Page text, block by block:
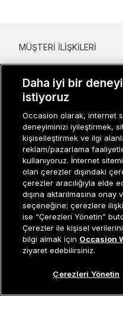
Müşteri İlişkileri0 850 800
MÜŞTERI İLIŞKILERI
KADIN KATEGORILER
GRUP MARKALAR
ERKEK KATEGORILER
Occasion bir EREN
Daha iyi bir
istiyoruz
Occasion olarak, internet
deneyiminizi iyileştirmek,
kişiselleştirmek ve ilgi
reklam/pazarlama
kullanıyoruz. İnternet
olan çerezler dışındaki
çerezler aracılığıyla elde
dışına aktarılmasına onay
seçeneğine; çerezlere
ise “Çerezleri Yönetin”
Çerezler ile kişisel
bilgi almak için Occasion
ziyaret edebilirsiniz.
Çerezleri Yönetin